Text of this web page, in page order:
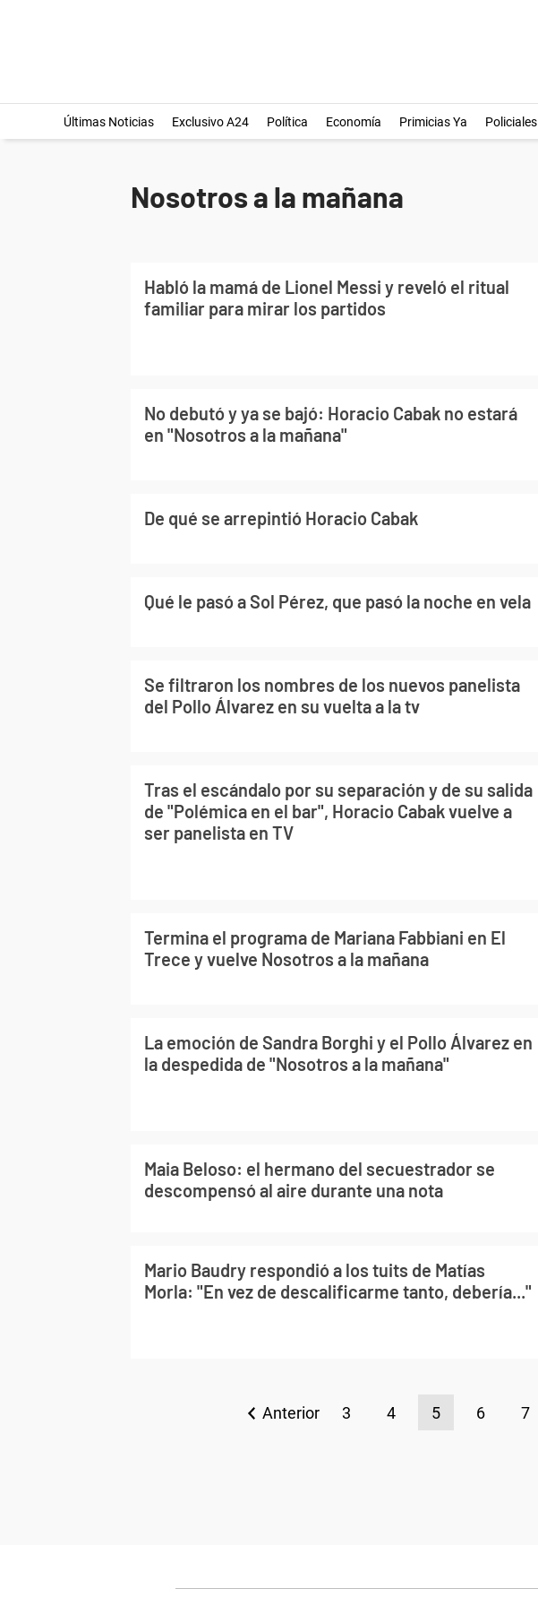
Últimas Noticias Exclusivo A24 Política Economía Primicias Ya Policiales
Nosotros a la mañana
Habló la mamá de Lionel Messi y reveló el ritual
familiar para mirar los partidos
No debutó y ya se bajó: Horacio Cabak no estará
en "Nosotros a la mañana"
De qué se arrepintió Horacio Cabak
Qué le pasó a Sol Pérez, que pasó la noche en vela
Se filtraron los nombres de los nuevos panelista
del Pollo Álvarez en su vuelta a la tv
Tras el escándalo por su separación y de su salida
de "Polémica en el bar", Horacio Cabak vuelve a
ser panelista en TV
Termina el programa de Mariana Fabbiani en El
Trece y vuelve Nosotros a la mañana
La emoción de Sandra Borghi y el Pollo Álvarez en
la despedida de "Nosotros a la mañana"
Maia Beloso: el hermano del secuestrador se
descompensó al aire durante una nota
Mario Baudry respondió a los tuits de Matías
Morla: "En vez de descalificarme tanto, debería..."
Anterior 3 4 5 6 7